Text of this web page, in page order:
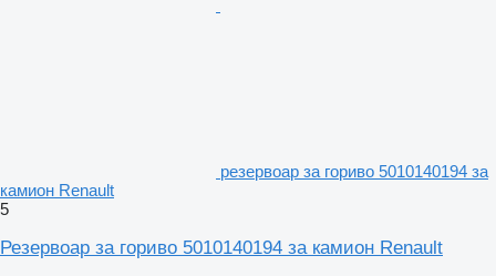
резервоар за гориво 5010140194 за
камион Renault
5
Резервоар за гориво 5010140194 за камион Renault